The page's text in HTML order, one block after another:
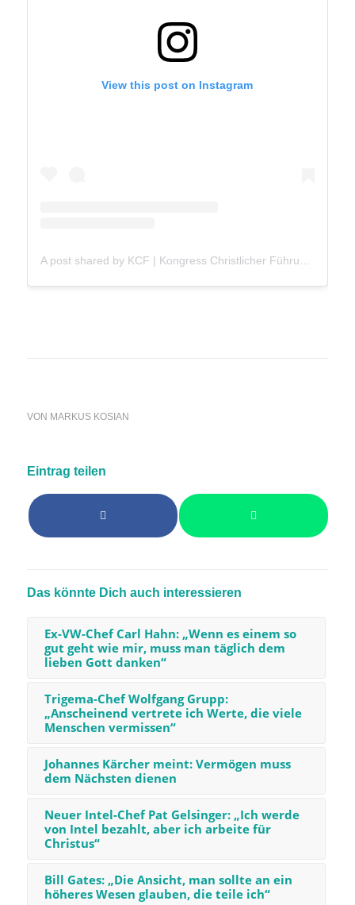
View this post on Instagram
A post shared by KCF | Kongress Christlicher Führungskräfte (@kcfde)
VON MARKUS KOSIAN
Eintrag teilen
Das könnte Dich auch interessieren
Ex-VW-Chef Carl Hahn: „Wenn es einem so
gut geht wie mir, muss man täglich dem
lieben Gott danken“
Trigema-Chef Wolfgang Grupp:
„Anscheinend vertrete ich Werte, die viele
Menschen vermissen“
Johannes Kärcher meint: Vermögen muss
dem Nächsten dienen
Neuer Intel-Chef Pat Gelsinger: „Ich werde
von Intel bezahlt, aber ich arbeite für
Christus“
Bill Gates: „Die Ansicht, man sollte an ein
höheres Wesen glauben, die teile ich“